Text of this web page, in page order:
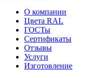
О компании
Цвета RAL
ГОСТы
Сертификаты
Отзывы
Услуги
Изготовление